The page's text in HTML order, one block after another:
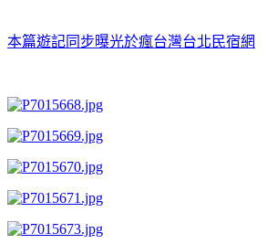
本篇遊記同步曝光於瘋台灣台北民宿網